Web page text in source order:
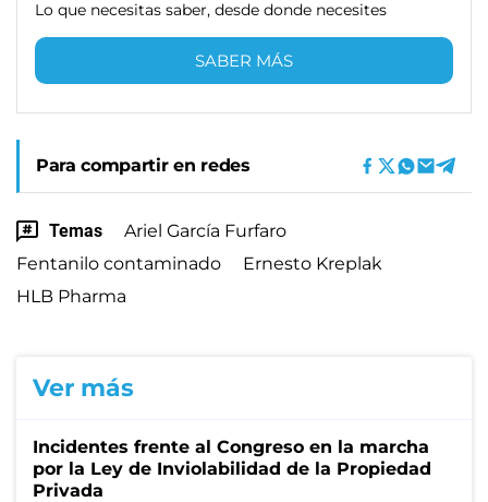
Lo que necesitas saber, desde donde necesites
SABER MÁS
Para compartir en redes
Temas
Ariel García Furfaro
Fentanilo contaminado
Ernesto Kreplak
HLB Pharma
Ver más
Incidentes frente al Congreso en la marcha
por la Ley de Inviolabilidad de la Propiedad
Privada